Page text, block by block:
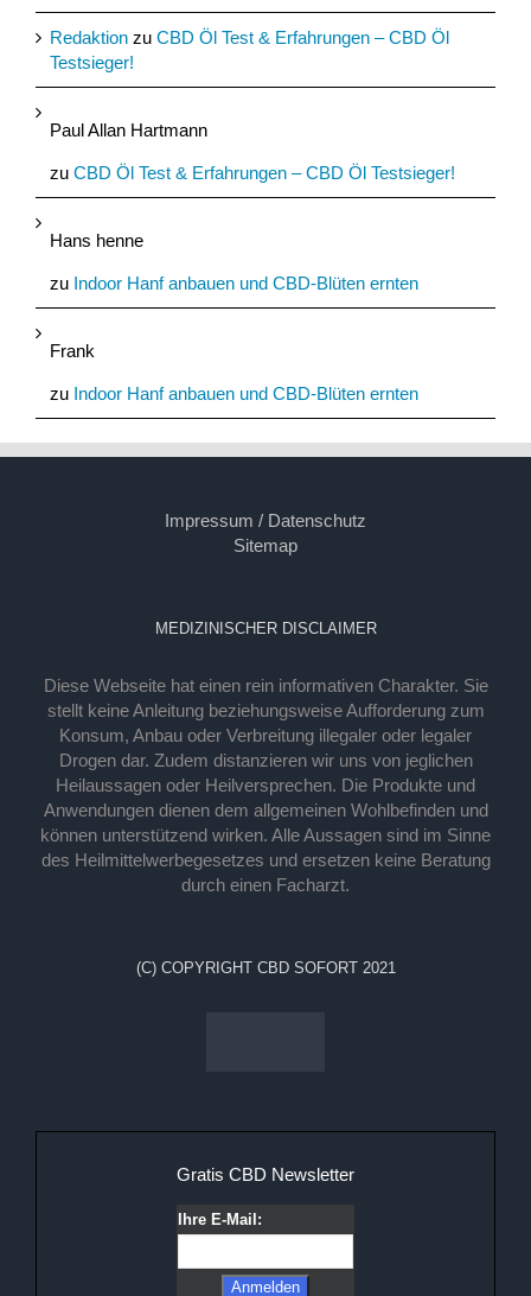
Redaktion zu CBD Öl Test & Erfahrungen – CBD Öl
Testsieger!
Paul Allan Hartmann
zu CBD Öl Test & Erfahrungen – CBD Öl Testsieger!
Hans henne
zu Indoor Hanf anbauen und CBD-Blüten ernten
Frank
zu Indoor Hanf anbauen und CBD-Blüten ernten
Impressum / Datenschutz
Sitemap
MEDIZINISCHER DISCLAIMER
Diese Webseite hat einen rein informativen Charakter. Sie
stellt keine Anleitung beziehungsweise Aufforderung zum
Konsum, Anbau oder Verbreitung illegaler oder legaler
Drogen dar. Zudem distanzieren wir uns von jeglichen
Heilaussagen oder Heilversprechen. Die Produkte und
Anwendungen dienen dem allgemeinen Wohlbefinden und
können unterstützend wirken. Alle Aussagen sind im Sinne
des Heilmittelwerbegesetzes und ersetzen keine Beratung
durch einen Facharzt.
(C) COPYRIGHT CBD SOFORT 2021
Gratis CBD Newsletter
Ihre E-Mail: